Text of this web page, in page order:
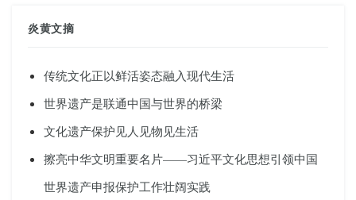
炎黄文摘
传统文化正以鲜活姿态融入现代生活
世界遗产是联通中国与世界的桥梁
文化遗产保护见人见物见生活
擦亮中华文明重要名片——习近平文化思想引领中国
世界遗产申报保护工作壮阔实践